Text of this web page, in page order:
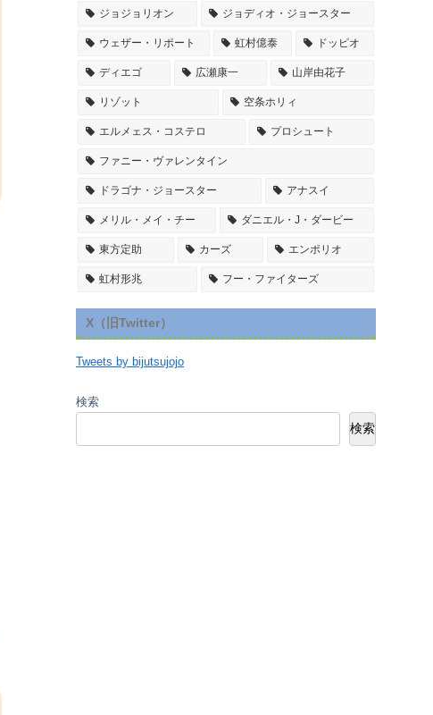
ジョジョリオン ジョディオ・ジョースター
ウェザー・リポート 虹村億泰 ドッピオ
ディエゴ 広瀬康一 山岸由花子
リゾット 空条ホリィ
エルメェス・コステロ プロシュート
ファニー・ヴァレンタイン
ドラゴナ・ジョースター アナスイ
メリル・メイ・チー ダニエル・J・ダービー
東方定助 カーズ エンポリオ
虹村形兆 フー・ファイターズ
X（旧Twitter）
Tweets by bijutsujojo
検索
検索